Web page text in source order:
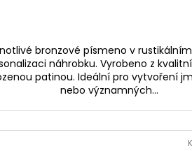
bronzové písmeno v
náhrobku. Vyrobeno z
patinou. Ideální pro vytvoření
nebo významných...